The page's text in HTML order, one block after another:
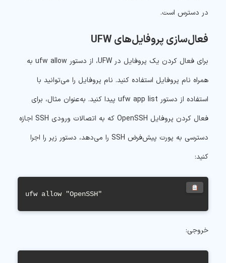
در دسترس است.
فعال‌سازی پروفایل‌های UFW
برای فعال کردن یک پروفایل در UFW، از دستور ufw allow به
همراه نام پروفایل استفاده کنید. نام پروفایل را می‌توانید با
استفاده از دستور ufw app list پیدا کنید. به‌عنوان مثال، برای
فعال کردن پروفایل OpenSSH که به اتصالات ورودی SSH اجازه
دسترسی به پورت پیش‌فرض SSH را می‌دهد، دستور زیر را اجرا
کنید:
ufw allow "OpenSSH"
خروجی: